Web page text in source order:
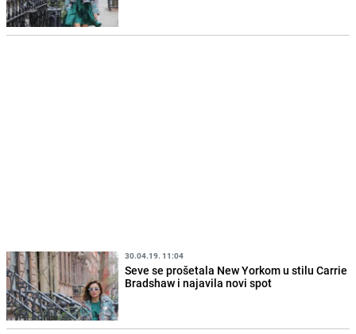
30.04.19. 11:04
Seve se prošetala New Yorkom u stilu Carrie
Bradshaw i najavila novi spot